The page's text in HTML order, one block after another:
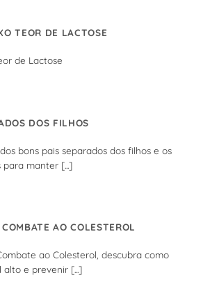
TEOR DE LACTOSE
de Lactose
DOS FILHOS
bons pais separados dos filhos e os
manter [...]
AO COLESTEROL
ao Colesterol, descubra como
e prevenir [...]